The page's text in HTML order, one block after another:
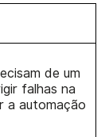
de um
falhas na
a automação